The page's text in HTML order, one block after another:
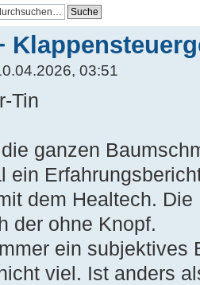
03:51
Tin
ganzen
ein
dem Healtech.
der ohne Knopf.
ein subjektives
viel. Ist anders